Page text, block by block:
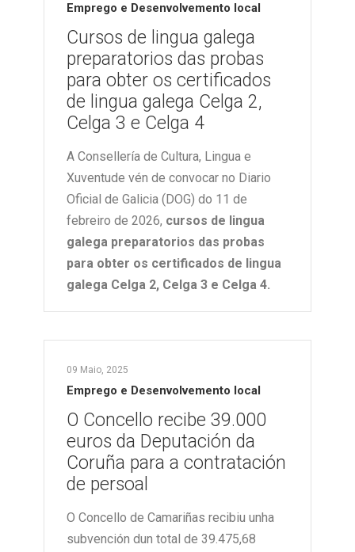
Emprego e Desenvolvemento local
Cursos de lingua galega
preparatorios das probas
para obter os certificados
de lingua galega Celga 2,
Celga 3 e Celga 4
A Consellería de Cultura, Lingua e
Xuventude vén de convocar no Diario
Oficial de Galicia (DOG) do 11 de
febreiro de 2026, cursos de lingua
galega preparatorios das probas
para obter os certificados de lingua
galega Celga 2, Celga 3 e Celga 4.
09 Maio, 2025
Emprego e Desenvolvemento local
O Concello recibe 39.000
euros da Deputación da
Coruña para a contratación
de persoal
O Concello de Camariñas recibiu unha
subvención dun total de 39.475,68